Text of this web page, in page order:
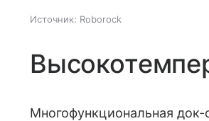
Источник: Roborock
Многофункциональная